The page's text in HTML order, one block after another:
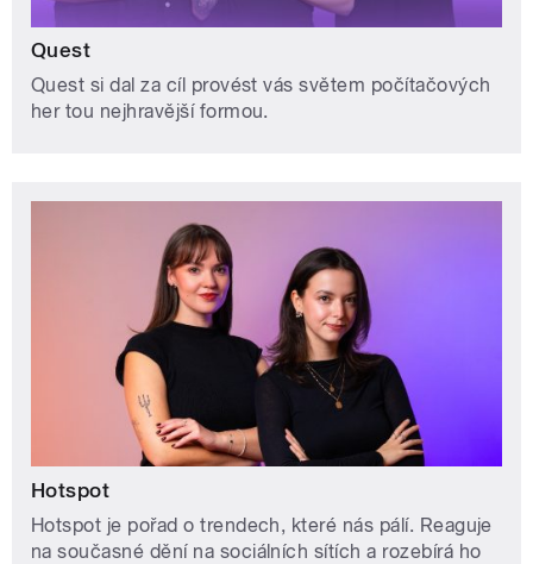
Quest
Quest si dal za cíl provést vás světem počítačových
her tou nejhravější formou.
Hotspot
Hotspot je pořad o trendech, které nás pálí. Reaguje
na současné dění na sociálních sítích a rozebírá ho